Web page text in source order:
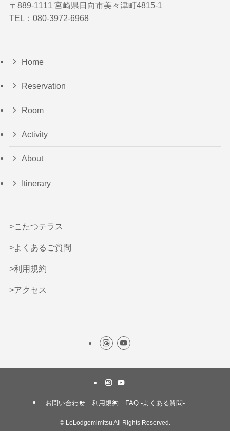
〒889-1111 宮崎県日向市美々津町4815‐1
TEL：080-3972-6968
Home
Reservation
Room
Activity
About
Itinerary
>こたつテラス
>よくあるご質問
>利用規約
>アクセス
お問い合わせ 利用規約 FAQ -よくある質問-
© LeLodgemimitsu All Rights Reserved.